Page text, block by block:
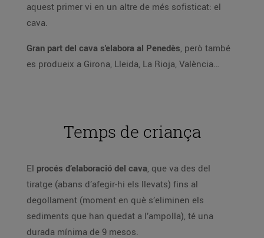
aquest primer vi en un altre de més sofisticat: el
cava.
Gran part del cava s'elabora al Penedès, però també
es produeix a Girona, Lleida, La Rioja, València…
Temps de criança
El procés d’elaboració del cava, que va des del
tiratge (abans d’afegir-hi els llevats) fins al
degollament (moment en què s’eliminen els
sediments que han quedat a l’ampolla), té una
durada mínima de 9 mesos.